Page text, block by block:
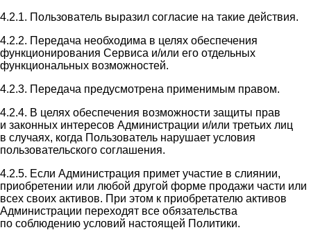
4.2.1. Пользователь выразил согласие на такие действия.
4.2.2. Передача необходима в целях обеспечения
функционирования Сервиса и/или его отдельных
функциональных возможностей.
4.2.3. Передача предусмотрена применимым правом.
4.2.4. В целях обеспечения возможности защиты прав
и законных интересов Администрации и/или третьих лиц
в случаях, когда Пользователь нарушает условия
пользовательского соглашения.
4.2.5. Если Администрация примет участие в слиянии,
приобретении или любой другой форме продажи части или
всех своих активов. При этом к приобретателю активов
Администрации переходят все обязательства
по соблюдению условий настоящей Политики.